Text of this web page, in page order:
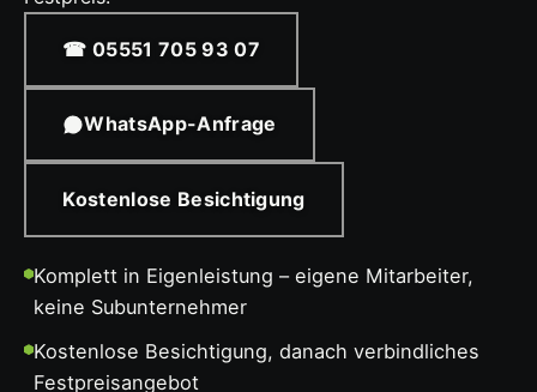
☎ 05551 705 93 07
WhatsApp-Anfrage
Kostenlose Besichtigung
Komplett in Eigenleistung – eigene Mitarbeiter,
keine Subunternehmer
Kostenlose Besichtigung, danach verbindliches
Festpreisangebot